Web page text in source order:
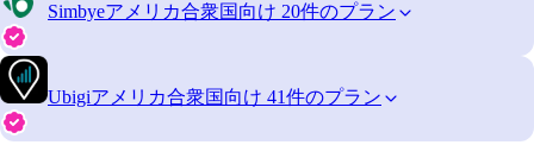
Simbyeアメリカ合衆国向け 20件のプラン
Ubigiアメリカ合衆国向け 41件のプラン